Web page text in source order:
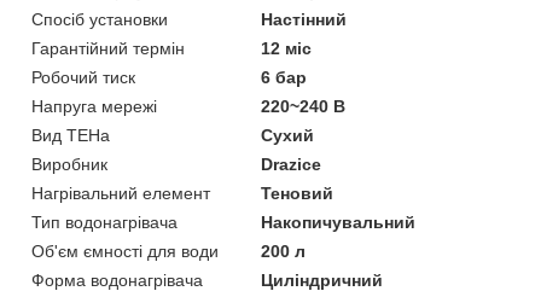
Спосіб установки
Настінний
Гарантійний термін
12 міс
Робочий тиск
6 бар
Напруга мережі
220~240 В
Вид ТЕНа
Сухий
Виробник
Drazice
Нагрівальний елемент
Теновий
Тип водонагрівача
Накопичувальний
Об'єм ємності для води
200 л
Форма водонагрівача
Циліндричний